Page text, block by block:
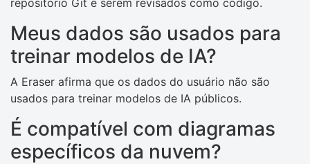
Meus dados são usados ​​para
treinar modelos de IA?
A Eraser afirma que os dados do usuário não são
usados ​​para treinar modelos de IA públicos.
É compatível com diagramas
específicos da nuvem?